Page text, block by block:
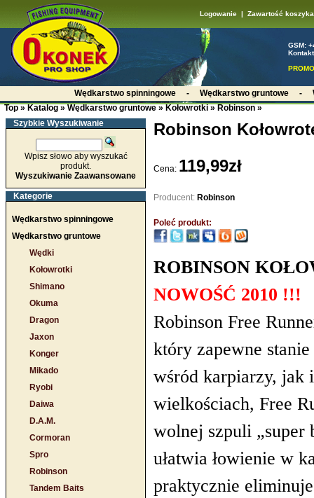
Logowanie| Zawartość koszyka
GSM:
Wędkarstwo spinningowe - Wędkarstwo gruntowe -
Top » Katalog » Wędkarstwo gruntowe » Kołowrotki » Robinson »
Szybkie Wyszukiwanie
Wpisz słowo aby wyszukać
produkt.
Wyszukiwanie Zaawansowane
Kategorie
Wędkarstwo spinningowe
Wędkarstwo gruntowe
Wędki
Kołowrotki
Shimano
Okuma
Dragon
Jaxon
Konger
Mikado
Ryobi
Daiwa
D.A.M.
Cormoran
Spro
Robinson
Tandem Baits
Robinson
Cena: 119,99zł
Producent: Robinson
Poleć produkt:
ROBINSON
NOWOŚĆ 2010 !!!
Robinson Free
który zapewne
wśród karpiarzy, jak
wielkościach, Free
wolnej szpuli „super
ułatwia łowienie w
praktycznie